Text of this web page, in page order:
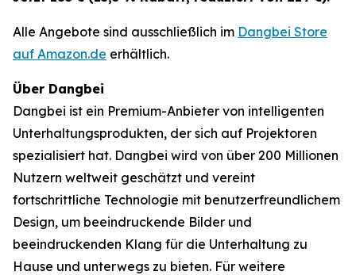
Alle Angebote sind ausschließlich im Dangbei Store
auf Amazon.de erhältlich.
Über Dangbei
Dangbei ist ein Premium-Anbieter von intelligenten
Unterhaltungsprodukten, der sich auf Projektoren
spezialisiert hat. Dangbei wird von über 200 Millionen
Nutzern weltweit geschätzt und vereint
fortschrittliche Technologie mit benutzerfreundlichem
Design, um beeindruckende Bilder und
beeindruckenden Klang für die Unterhaltung zu
Hause und unterwegs zu bieten. Für weitere